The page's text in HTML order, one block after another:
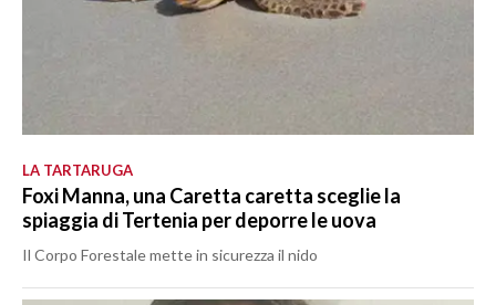
LA TARTARUGA
Foxi Manna, una Caretta caretta sceglie la
spiaggia di Tertenia per deporre le uova
Il Corpo Forestale mette in sicurezza il nido